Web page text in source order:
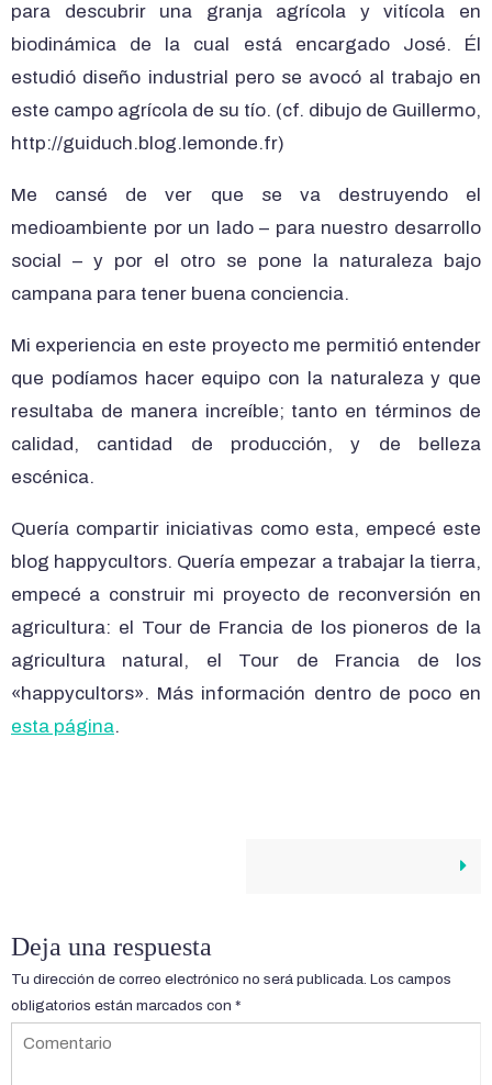
para descubrir una granja agrícola y vitícola en
biodinámica de la cual está encargado José. Él
estudió diseño industrial pero se avocó al trabajo en
este campo agrícola de su tío. (cf. dibujo de Guillermo,
http://guiduch.blog.lemonde.fr)
Me cansé de ver que se va destruyendo el
medioambiente por un lado – para nuestro desarrollo
social – y por el otro se pone la naturaleza bajo
campana para tener buena conciencia.
Mi experiencia en este proyecto me permitió entender
que podíamos hacer equipo con la naturaleza y que
resultaba de manera increíble; tanto en términos de
calidad, cantidad de producción, y de belleza
escénica.
Quería compartir iniciativas como esta, empecé este
blog happycultors. Quería empezar a trabajar la tierra,
empecé a construir mi proyecto de reconversión en
agricultura: el Tour de Francia de los pioneros de la
agricultura natural, el Tour de Francia de los
«happycultors». Más información dentro de poco en
esta página.
Deja una respuesta
Tu dirección de correo electrónico no será publicada. Los campos
obligatorios están marcados con *